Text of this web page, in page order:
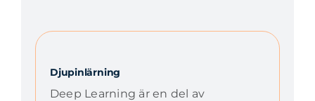
Djupinlärning
Deep Learning är en del av